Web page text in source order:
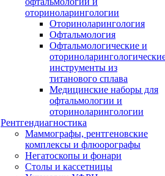
оториноларингологии
Оториноларингология
Офтальмология
Офтальмологические и
инструменты из
титанового сплава
Медицинские наборы для
офтальмологии и
оториноларингологии
Рентгендиагностика
Маммографы, рентгеновские
комплексы и флюорографы
Негатоскопы и фонари
Столы и кассетницы